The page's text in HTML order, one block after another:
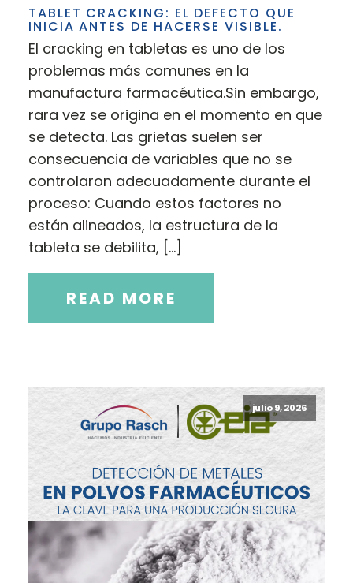
TABLET CRACKING: EL DEFECTO QUE
INICIA ANTES DE HACERSE VISIBLE.
El cracking en tabletas es uno de los
problemas más comunes en la
manufactura farmacéutica.Sin embargo,
rara vez se origina en el momento en que
se detecta. Las grietas suelen ser
consecuencia de variables que no se
controlaron adecuadamente durante el
proceso: Cuando estos factores no
están alineados, la estructura de la
tableta se debilita, […]
READ MORE
julio 9, 2026